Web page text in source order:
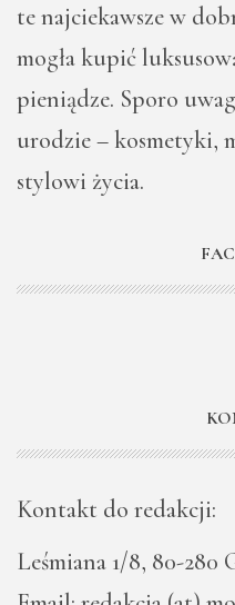
te najciekawsze w
mogła kupić
pieniądze. Sporo
urodzie – kosmetyki,
stylowi życia.
Kontakt do redakcji:
Leśmiana 1/8, 80-280